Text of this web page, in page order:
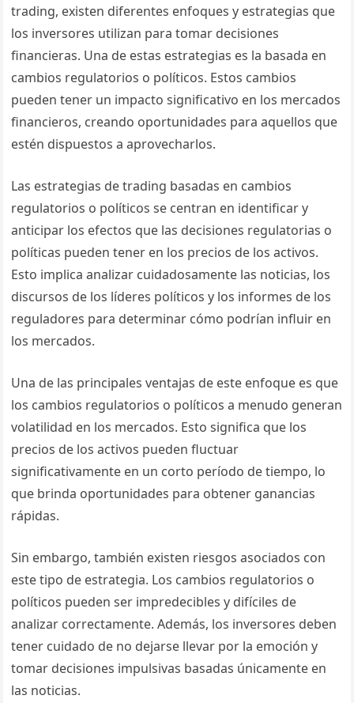
trading, existen diferentes enfoques y estrategias que
los inversores utilizan para tomar decisiones
financieras. Una de estas estrategias es la basada en
cambios regulatorios o políticos. Estos cambios
pueden tener un impacto significativo en los mercados
financieros, creando oportunidades para aquellos que
estén dispuestos a aprovecharlos.
Las estrategias de trading basadas en cambios
regulatorios o políticos se centran en identificar y
anticipar los efectos que las decisiones regulatorias o
políticas pueden tener en los precios de los activos.
Esto implica analizar cuidadosamente las noticias, los
discursos de los líderes políticos y los informes de los
reguladores para determinar cómo podrían influir en
los mercados.
Una de las principales ventajas de este enfoque es que
los cambios regulatorios o políticos a menudo generan
volatilidad en los mercados. Esto significa que los
precios de los activos pueden fluctuar
significativamente en un corto período de tiempo, lo
que brinda oportunidades para obtener ganancias
rápidas.
Sin embargo, también existen riesgos asociados con
este tipo de estrategia. Los cambios regulatorios o
políticos pueden ser impredecibles y difíciles de
analizar correctamente. Además, los inversores deben
tener cuidado de no dejarse llevar por la emoción y
tomar decisiones impulsivas basadas únicamente en
las noticias.